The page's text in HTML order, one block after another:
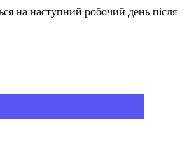
на наступний робочий день після